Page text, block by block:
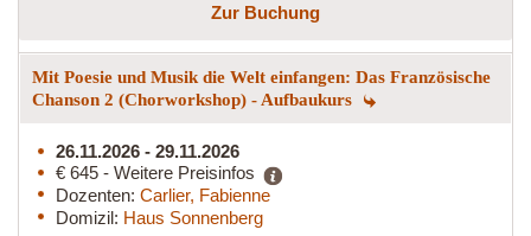
Zur Buchung
Mit Poesie und Musik die Welt einfangen: Das Französische
Chanson 2 (Chorworkshop) - Aufbaukurs
26.11.2026 - 29.11.2026
€ 645 - Weitere Preisinfos
Dozenten: Carlier, Fabienne
Domizil: Haus Sonnenberg